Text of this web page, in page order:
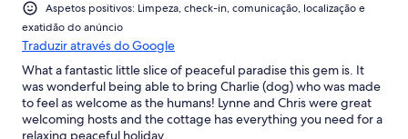
Aspetos positivos: Limpeza, check-in, comunicação, localização e
exatidão do anúncio
Traduzir através do Google
What a fantastic little slice of peaceful paradise this gem is. It
was wonderful being able to bring Charlie (dog) who was made
to feel as welcome as the humans! Lynne and Chris were great
welcoming hosts and the cottage has everything you need for a